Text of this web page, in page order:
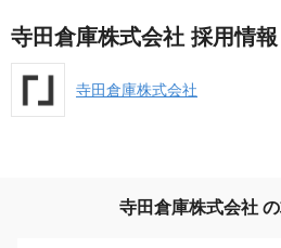
寺田倉庫株式会社 採用情報
寺田倉庫株式会社
寺田倉庫株式会社